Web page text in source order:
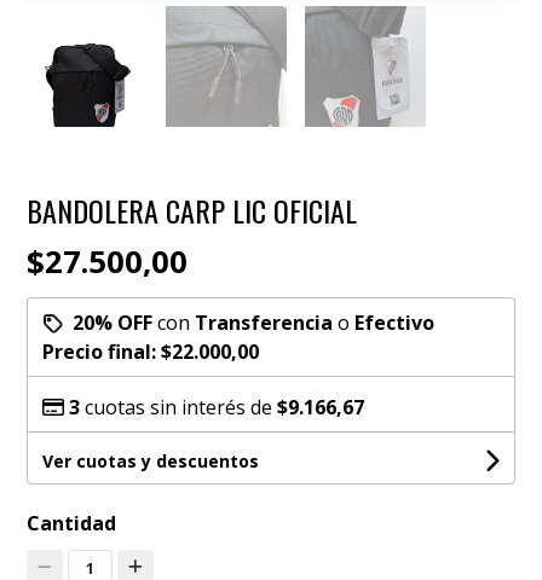
BANDOLERA CARP LIC OFICIAL
$27.500,00
20% OFFcon Transferencia o Efectivo
Precio final:$22.000,00
3cuotas sin interés de$9.166,67
Ver cuotas y descuentos
Cantidad
1